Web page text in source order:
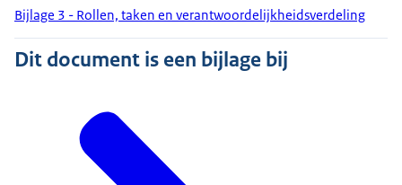
Bijlage 3 - Rollen, taken en verantwoordelijkheidsverdeling
Dit document is een bijlage bij